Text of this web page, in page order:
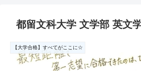
都留文科大学 文学部 英文
【大学合格】すべてがここに☆